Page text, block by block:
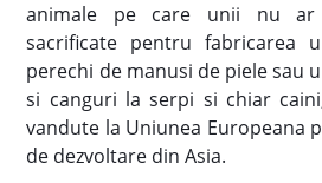
animale pe care unii nu ar
sacrificate pentru fabricarea
perechi de manusi de piele sau
si canguri la serpi si chiar
vandute la Uniunea Europeana
de dezvoltare din Asia.